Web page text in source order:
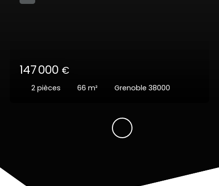
147 000 €
2 pièces 66 m² Grenoble 38000